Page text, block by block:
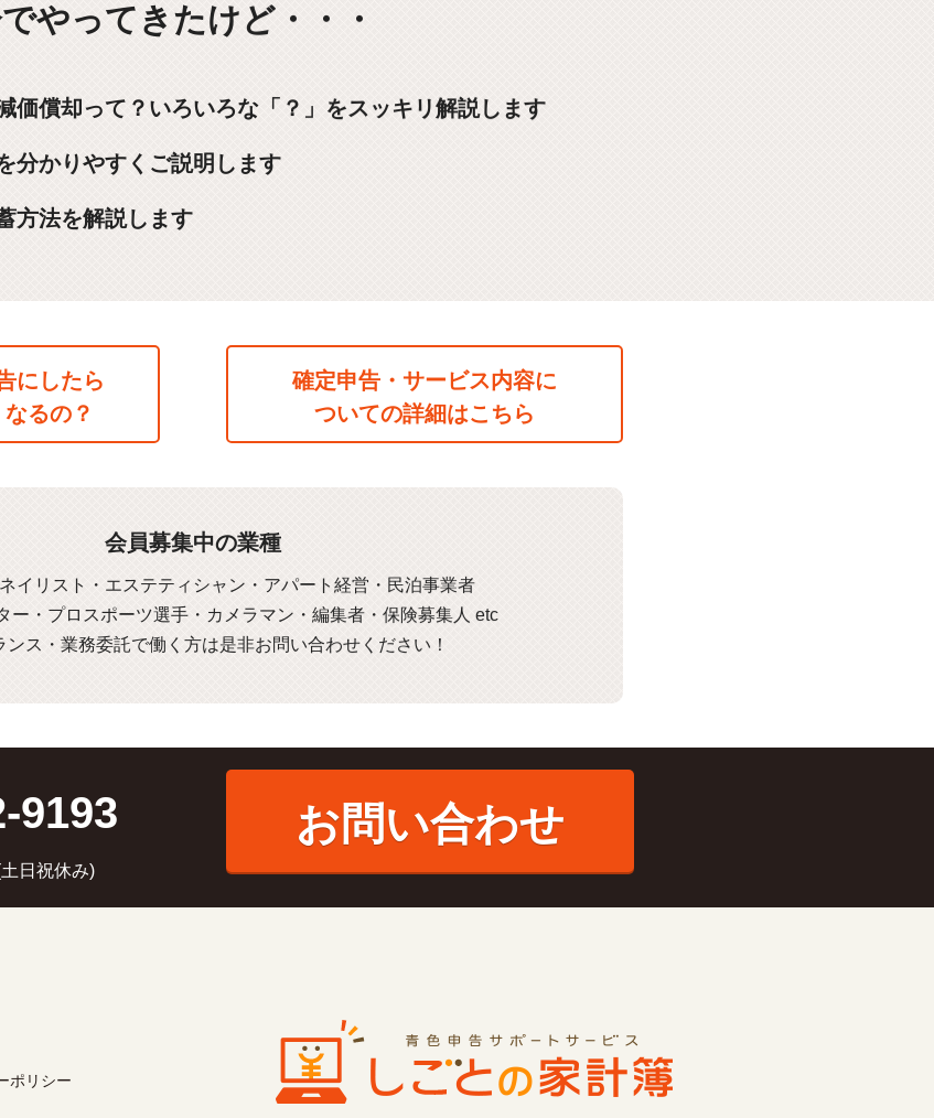
やってきたけど・・・
価償却って？いろいろな「？」をスッキリ解説します
分かりやすくご説明します
方法を解説します
にしたら
るの？
確定申告・サービス内容に
ついての詳細はこちら
会員募集中の業種
イリスト・エステティシャン・アパート経営・民泊事業者
ー・プロスポーツ選手・カメラマン・編集者・保険募集人 etc
ンス・業務委託で働く方は是非お問い合わせください！
9193
日祝休み)
お問い合わせ
ポリシー